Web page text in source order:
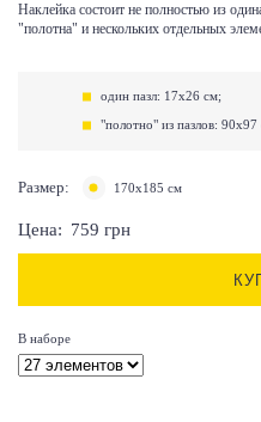
Наклейка состоит не полностью из
"полотна" и нескольких отдельных
один пазл: 17х26 см;
"полотно" из пазлов: 90х97
Размер: 170х185 см
Цена: 759 грн
В наборе